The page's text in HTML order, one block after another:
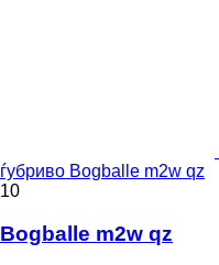
ѓубриво Bogballe m2w qz
10
Bogballe m2w qz